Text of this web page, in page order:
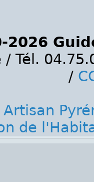
2026
/ Tél.
/
Artisan
de